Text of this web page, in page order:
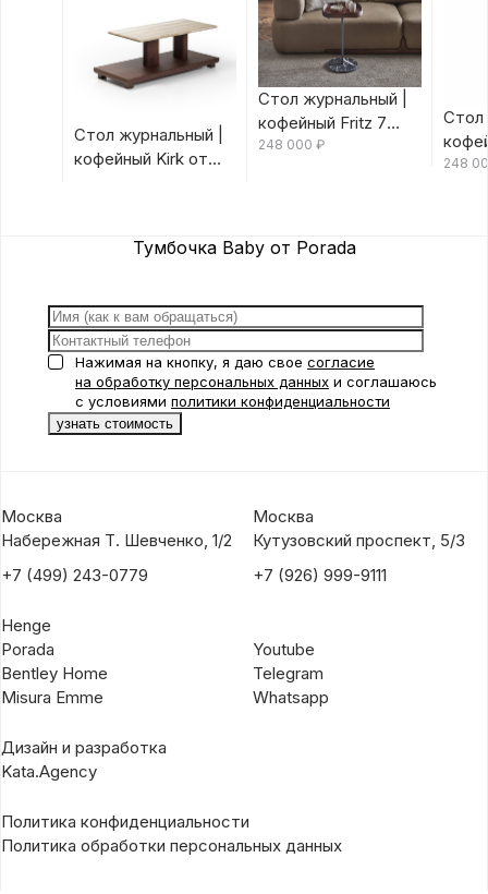
Стол журнальный |
кофейный Kirk от
Стол журнальный |
кофейный Fritz 7
Canaletta/Rosso
248 000 ₽
Стол
248
Тумбочка Baby от Porada
Нажимая на кнопку, я даю свое согласие
на обработку персональных данных и соглашаюсь
с условиями политики конфиденциальности
Москва
Набережная Т. Шевченко, 1/2
+7 (499) 243-0779
Москва
Кутузовский проспект, 5/3
+7 (926) 999-9111
Henge
Porada
Bentley Home
Misura Emme
Youtube
Telegram
Whatsapp
Дизайн и разработка
Kata.Agency
Политика конфиденциальности
Политика обработки персональных данных